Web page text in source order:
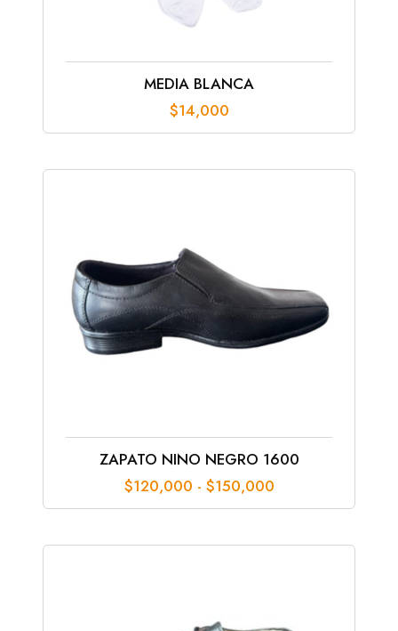
MEDIA BLANCA
$14,000
ZAPATO NINO NEGRO 1600
$120,000 - $150,000Rango
de